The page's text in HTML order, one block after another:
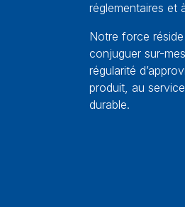
réglementaires et
Notre force
conjuguer sur-
régularité
produit, au
durable.